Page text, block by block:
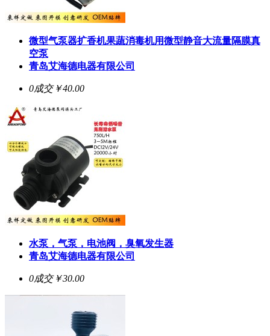
微型气泵器扩香机果蔬消毒机用微型静音大流量隔膜真
空泵
青岛艾海德电器有限公司
0成交￥40.00
水泵，气泵，电池阀，臭氧发生器
青岛艾海德电器有限公司
0成交￥30.00